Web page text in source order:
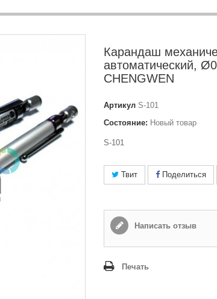
Карандаш
автоматический,
CHENGWEN
Артикул S-101
Состояние: Новый товар
S-101
Твит Поделиться
Написать отзыв
Печать